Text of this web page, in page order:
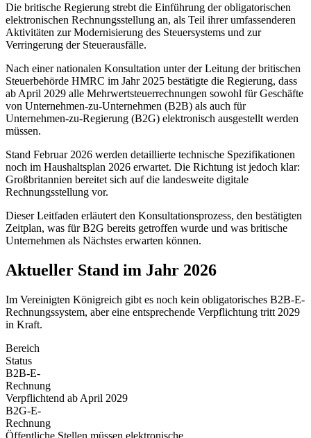
Die britische Regierung strebt die Einführung der obligatorischen
elektronischen Rechnungsstellung an, als Teil ihrer umfassenderen
Aktivitäten zur Modernisierung des Steuersystems und zur
Verringerung der Steuerausfälle.
Nach einer nationalen Konsultation unter der Leitung der britischen
Steuerbehörde HMRC im Jahr 2025 bestätigte die Regierung, dass
ab April 2029 alle Mehrwertsteuerrechnungen sowohl für Geschäfte
von Unternehmen-zu-Unternehmen (B2B) als auch für
Unternehmen-zu-Regierung (B2G) elektronisch ausgestellt werden
müssen.
Stand Februar 2026 werden detaillierte technische Spezifikationen
noch im Haushaltsplan 2026 erwartet. Die Richtung ist jedoch klar:
Großbritannien bereitet sich auf die landesweite digitale
Rechnungsstellung vor.
Dieser Leitfaden erläutert den Konsultationsprozess, den bestätigten
Zeitplan, was für B2G bereits getroffen wurde und was britische
Unternehmen als Nächstes erwarten können.
Aktueller Stand im Jahr 2026
Im Vereinigten Königreich gibt es noch kein obligatorisches B2B-E-
Rechnungssystem, aber eine entsprechende Verpflichtung tritt 2029
in Kraft.
Bereich
Status
B2B-E-
Rechnung
Verpflichtend ab April 2029
B2G-E-
Rechnung
Öffentliche Stellen müssen elektronische